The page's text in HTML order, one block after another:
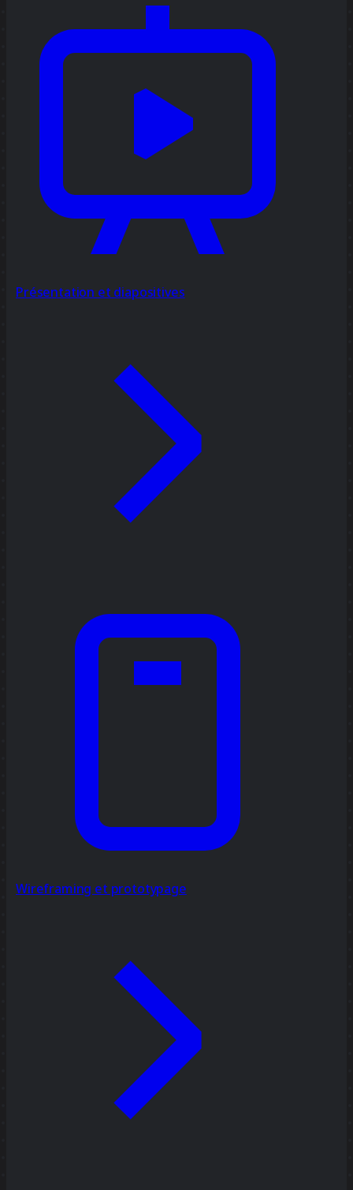
Présentation et diapositives
Wireframing et prototypage